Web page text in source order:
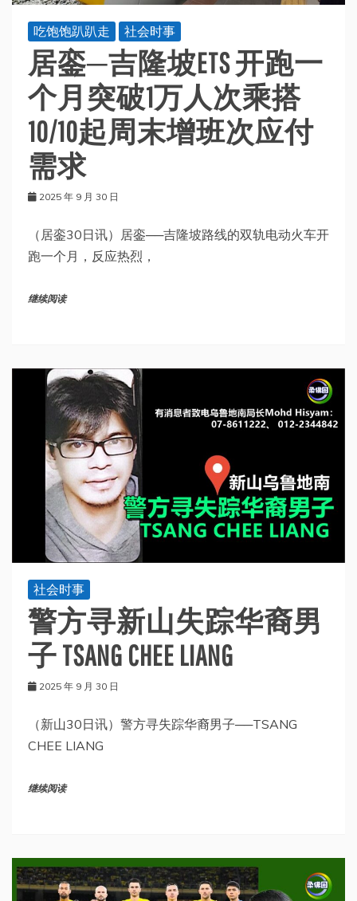
吃饱饱趴趴走 社会时事
居銮─吉隆坡ETS 开跑一
个月突破1万人次乘搭
10/10起周末增班次应付
需求
2025 年 9 月 30 日
（居銮30日讯）居銮──吉隆坡路线的双轨电动火车开
跑一个月，反应热烈，
继续阅读
社会时事
警方寻新山失踪华裔男
子 TSANG CHEE LIANG
2025 年 9 月 30 日
（新山30日讯）警方寻失踪华裔男子──TSANG
CHEE LIANG
继续阅读